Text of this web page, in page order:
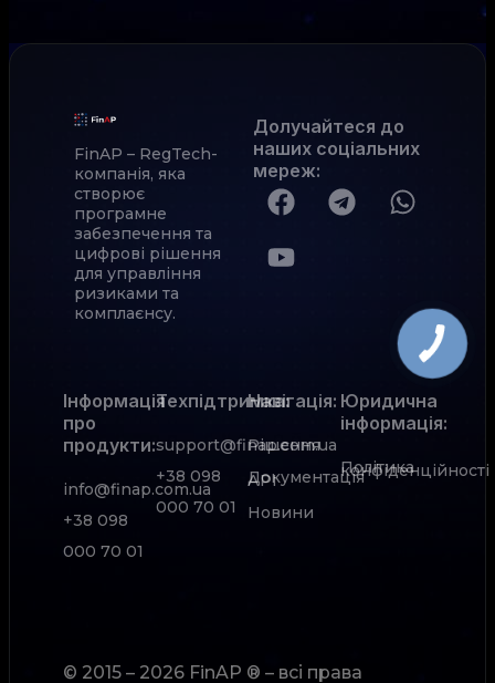
FinAP – RegTech-
компанія, яка
створює
програмне
забезпечення та
цифрові рішення
для управління
ризиками та
комплаєнсу.
Долучайтеся до
наших соціальних
мереж:
Інформація
про
продукти:
info@finap.com.ua
+38 098
000 70 01
Техпідтримка:
support@finap.com.ua
+38 098
000 70 01
Рішення
Документація
АРІ
Новини
Навігація: Юридична
інформація:
Політика
конфіденційності
© 2015 – 2026 FinAP ® – всі права